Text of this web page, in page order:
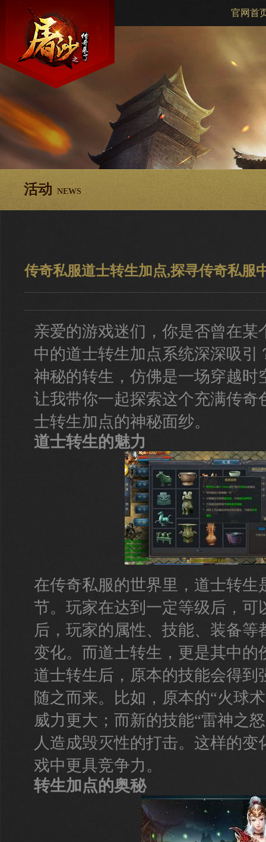
官网首
活动 NEWS
传奇私服道士转生加点,探寻传奇私服
亲爱的游戏迷们，你是否曾在某
中的道士转生加点系统深深吸引
神秘的转生，仿佛是一场穿越时
让我带你一起探索这个充满传奇
士转生加点的神秘面纱。
道士转生的魅力
在传奇私服的世界里，道士转生
节。玩家在达到一定等级后，可
后，玩家的属性、技能、装备等
变化。而道士转生，更是其中的
道士转生后，原本的技能会得到
随之而来。比如，原本的“火球
威力更大；而新的技能“雷神之
人造成毁灭性的打击。这样的变
戏中更具竞争力。
转生加点的奥秘